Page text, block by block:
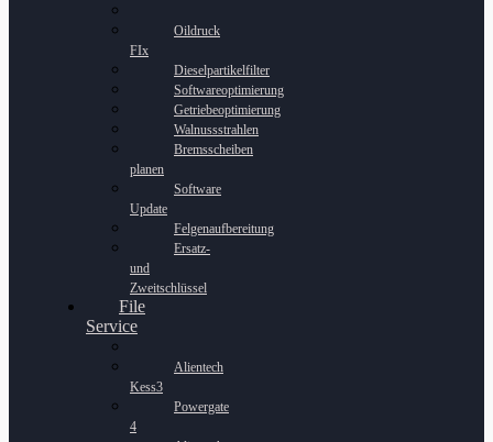
Oildruck
FIx
Dieselpartikelfilter
Softwareoptimierung
Getriebeoptimierung
Walnussstrahlen
Bremsscheiben
planen
Software
Update
Felgenaufbereitung
Ersatz-
und
Zweitschlüssel
File
Service
Alientech
Kess3
Powergate
4